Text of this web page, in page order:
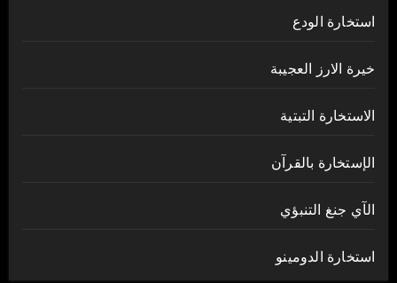
استخارة الودع
خيرة الارز العجيبة
الاستخارة التبتية
الإستخارة بالقرآن
الآي جنغ التنبؤي
استخارة الدومينو